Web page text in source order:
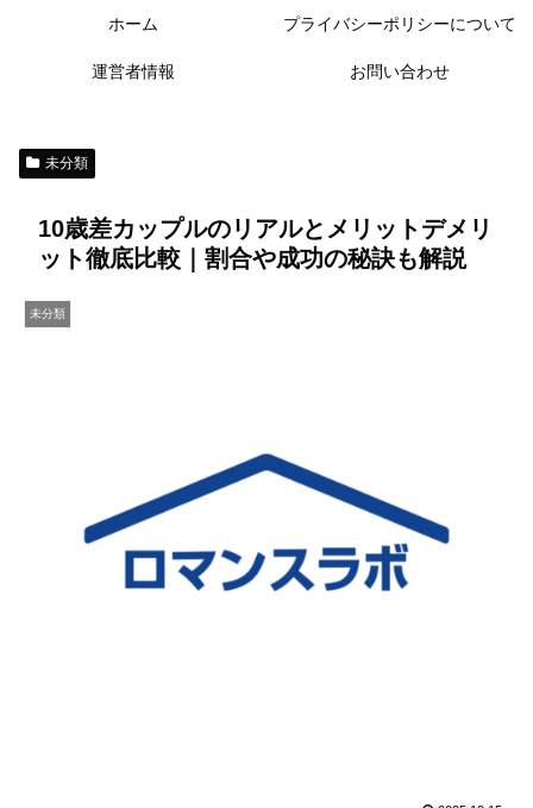
ホーム プライバシーポリシーについて
運営者情報 お問い合わせ
未分類
10歳差カップルのリアルとメリットデメリ
ット徹底比較｜割合や成功の秘訣も解説
未分類